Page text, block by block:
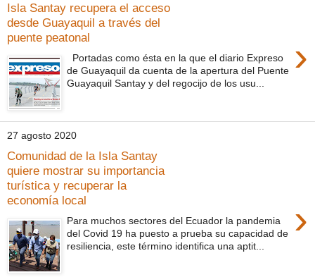
Isla Santay recupera el acceso
desde Guayaquil a través del
puente peatonal
›
Portadas como ésta en la que el diario Expreso
de Guayaquil da cuenta de la apertura del Puente
Guayaquil Santay y del regocijo de los usu...
27 agosto 2020
Comunidad de la Isla Santay
quiere mostrar su importancia
turística y recuperar la
economía local
›
Para muchos sectores del Ecuador la pandemia
del Covid 19 ha puesto a prueba su capacidad de
resiliencia, este término identifica una aptit...